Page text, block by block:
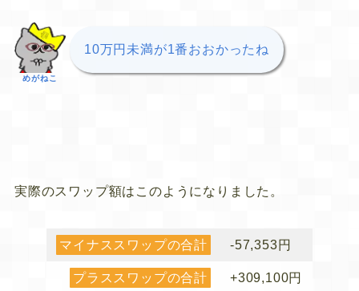
めがねこ
10万円未満が1番おおかったね
実際のスワップ額はこのようになりました。
マイナススワップの合計 -57,353円
プラススワップの合計 +309,100円